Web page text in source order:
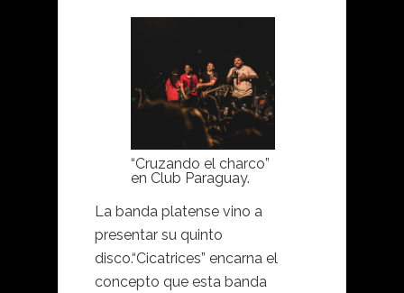
“Cruzando el charco”
en Club Paraguay.
La banda platense vino a
presentar su quinto
disco.“Cicatrices” encarna el
concepto que esta banda